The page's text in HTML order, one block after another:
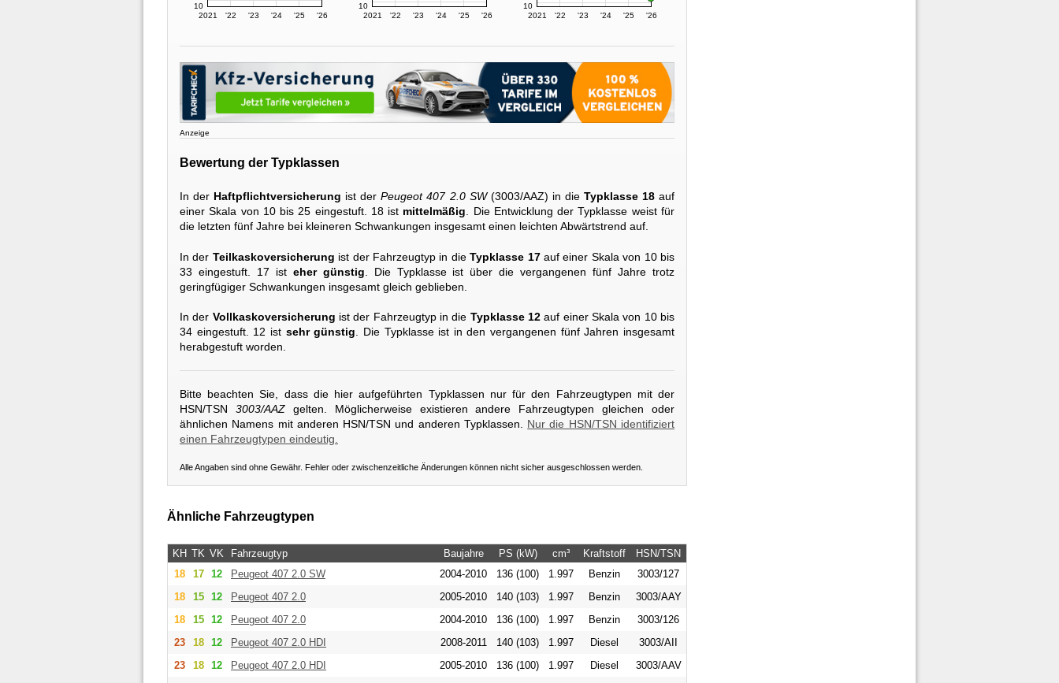
2021 '22 '23 '24 '25 '26
10
2021 '22 '23 '24 '25 '26
10
2021 '22 '23 '24 '25 '26
10
Anzeige
Bewertung der Typklassen
In der Haftpflichtversicherung ist derPeugeot 407 2.0 SW(3003/AAZ) in die Typklasse 18auf
einer Skala von 10 bis 25 eingestuft. 18 ist mittelmäßig . Die Entwicklung der Typklasse weist für
die letzten fünf Jahre bei kleineren Schwankungen insgesamt einen leichten Abwärtstrend auf.
In der Teilkaskoversicherung ist der Fahrzeugtyp in dieTypklasse 17auf einer Skala von 10 bis
33 eingestuft. 17 ist eher günstig . Die Typklasse ist über die vergangenen fünf Jahre trotz
geringfügiger Schwankungen insgesamt gleich geblieben.
In der Vollkaskoversicherung ist der Fahrzeugtyp in die Typklasse 12 auf einer Skala von 10 bis
34 eingestuft. 12 ist sehr günstig. Die Typklasse ist in den vergangenen fünf Jahren insgesamt
herabgestuft worden.
Bitte beachten Sie, dass die hier aufgeführten Typklassen nur für den Fahrzeugtypen mit der
HSN/TSN 3003/AAZgelten. Möglicherweise existieren andere Fahrzeugtypen gleichen oder
ähnlichen Namens mit anderen HSN/TSN und anderen Typklassen. Nur die HSN/TSN identifiziert
einen Fahrzeugtypen eindeutig.
Alle Angaben sind ohne Gewähr. Fehler oder zwischenzeitliche Änderungen können nicht sicher ausgeschlossen werden.
Ähnliche Fahrzeugtypen
KH TK VK Fahrzeugtyp Baujahre PS (kW) cm³ Kraftstoff
HSN/TSN
18
17 12 Peugeot 407 2.0 SW 2004-2010 136 (100) 1.997 Benzin
3003/127
18
15 12 Peugeot 407 2.0 2005-2010 140 (103) 1.997 Benzin
3003/AAY
18
15 12 Peugeot 407 2.0 2004-2010 136 (100) 1.997 Benzin
3003/126
23
18 12 Peugeot 407 2.0 HDI 2008-2011 140 (103) 1.997 Diesel
3003/AII
23
18 12 Peugeot 407 2.0 HDI 2005-2010 136 (100) 1.997 Diesel
3003/AAV